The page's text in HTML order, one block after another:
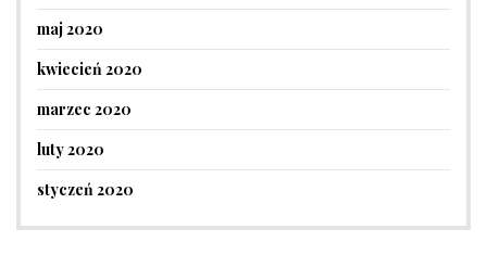
maj 2020
kwiecień 2020
marzec 2020
luty 2020
styczeń 2020